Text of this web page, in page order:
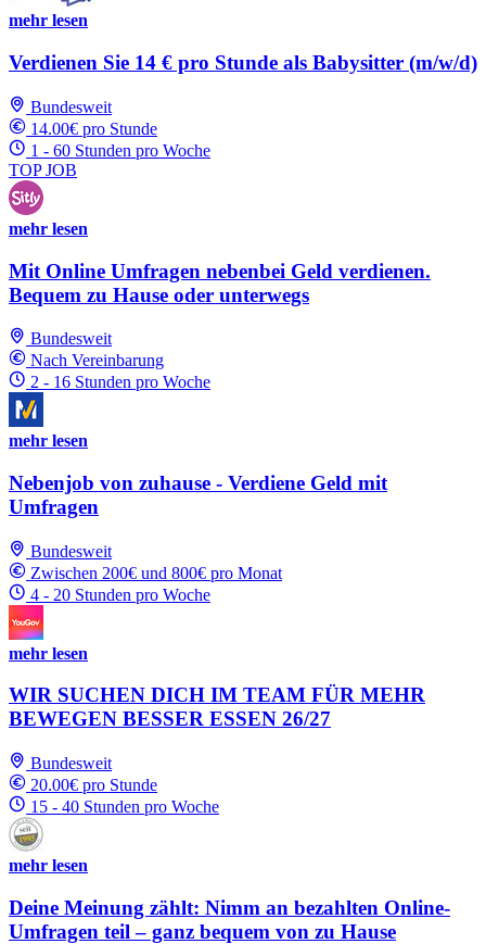
mehr lesen
Verdienen Sie 14 € pro Stunde als Babysitter (m/w/d)
Bundesweit
14.00€ pro Stunde
1 - 60 Stunden pro Woche
TOP JOB
mehr lesen
Mit Online Umfragen nebenbei Geld verdienen.
Bequem zu Hause oder unterwegs
Bundesweit
Nach Vereinbarung
2 - 16 Stunden pro Woche
mehr lesen
Nebenjob von zuhause - Verdiene Geld mit
Umfragen
Bundesweit
Zwischen 200€ und 800€ pro Monat
4 - 20 Stunden pro Woche
mehr lesen
WIR SUCHEN DICH IM TEAM FÜR MEHR
BEWEGEN BESSER ESSEN 26/27
Bundesweit
20.00€ pro Stunde
15 - 40 Stunden pro Woche
mehr lesen
Deine Meinung zählt: Nimm an bezahlten Online-
Umfragen teil – ganz bequem von zu Hause